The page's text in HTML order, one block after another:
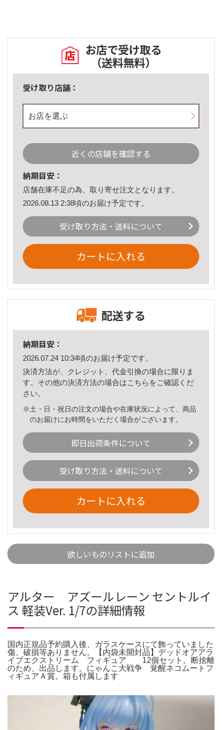
お店で受け取る
（送料無料）
受け取り店舗：
お店を選ぶ
近くの店舗を確認する
納期目安：
店舗在庫不足の為、取り寄せ注文となります。
2026.08.13 2:38頃のお届け予定です。
受け取り方法・送料について
カートに入れる
配送する
納期目安：
2026.07.24 10:34頃のお届け予定です。
決済方法が、クレジット、代金引換の場合に限りま
す。その他の決済方法の場合はこちら をご確認くだ
さい。
※土・日・祝日の注文の場合や在庫状況によって、商品
のお届けにお時間をいただく場合がございます。
即日出荷条件について
受け取り方法・送料について
カートに入れる
欲しいものリストに追加
アルター アズールレーン セントルイ
ス 軽装Ver. 1/7の詳細情報
国内正規品予約購入後、ガラスケースにて飾っていました
傷、破損等ありません。【内袋未開封品】デッドオアアラ
イブエクストリーム フィギュア 12個セット。断捨離
のため、出品します。にゃんこ大戦争 覚醒ネコムートフ
ィギュアＡ賞。箱も付属します